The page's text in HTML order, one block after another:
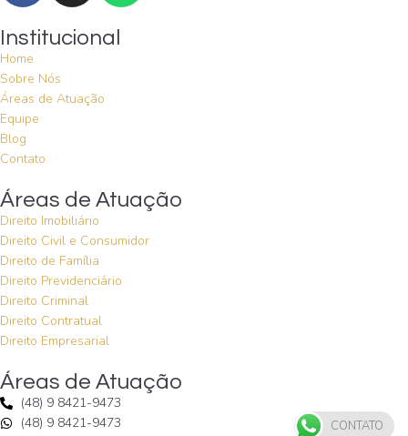
Institucional
Home
Sobre Nós
Áreas de Atuação
Equipe
Blog
Contato
Áreas de Atuação
Direito Imobiliário
Direito Civil e Consumidor
Direito de Família
Direito Previdenciário
Direito Criminal
Direito Contratual
Direito Empresarial
Áreas de Atuação
(48) 9 8421-9473
(48) 9 8421-9473
CONTATO